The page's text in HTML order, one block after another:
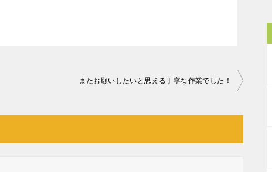
またお願いしたいと思える丁寧な作業でした！